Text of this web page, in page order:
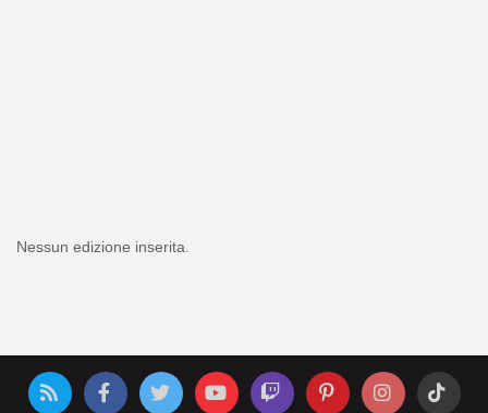
Nessun edizione inserita.